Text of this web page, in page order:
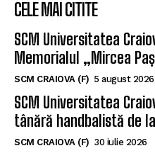
CELE MAI CITITE
SCM Universitatea
Memorialul „Mircea
SCM CRAIOVA (F) 5 august 2026
SCM Universitatea
tânără handbalistă de la